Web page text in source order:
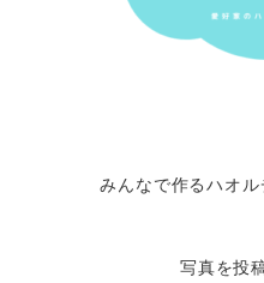
みんなで作るハオル
写真を投